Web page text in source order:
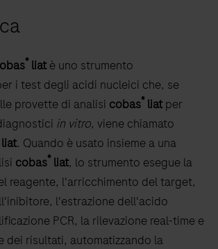
®liat è uno strumento
i test degli acidi nucleici che, se
provette di analisi cobas®liat per
in vitro, viene chiamato
. Quando è usato insieme a una
cobas®liat, lo strumento esegue la
reagente, l'arricchimento del target,
l'estrazione dell'acido
PCR, la rilevazione real-time e
dei risultati, automatizzando la